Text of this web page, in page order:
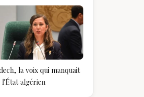
la voix qui manquait
l'État algérien